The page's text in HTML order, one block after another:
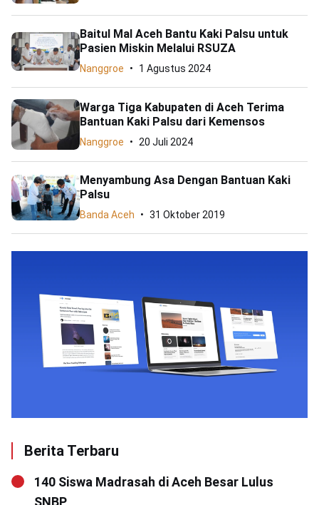
Baitul Mal Aceh Bantu Kaki Palsu untuk
Pasien Miskin Melalui RSUZA
Nanggroe 1 Agustus 2024
Warga Tiga Kabupaten di Aceh Terima
Bantuan Kaki Palsu dari Kemensos
Nanggroe 20 Juli 2024
Menyambung Asa Dengan Bantuan Kaki
Palsu
Banda Aceh 31 Oktober 2019
Berita Terbaru
140 Siswa Madrasah di Aceh Besar Lulus
SNBP